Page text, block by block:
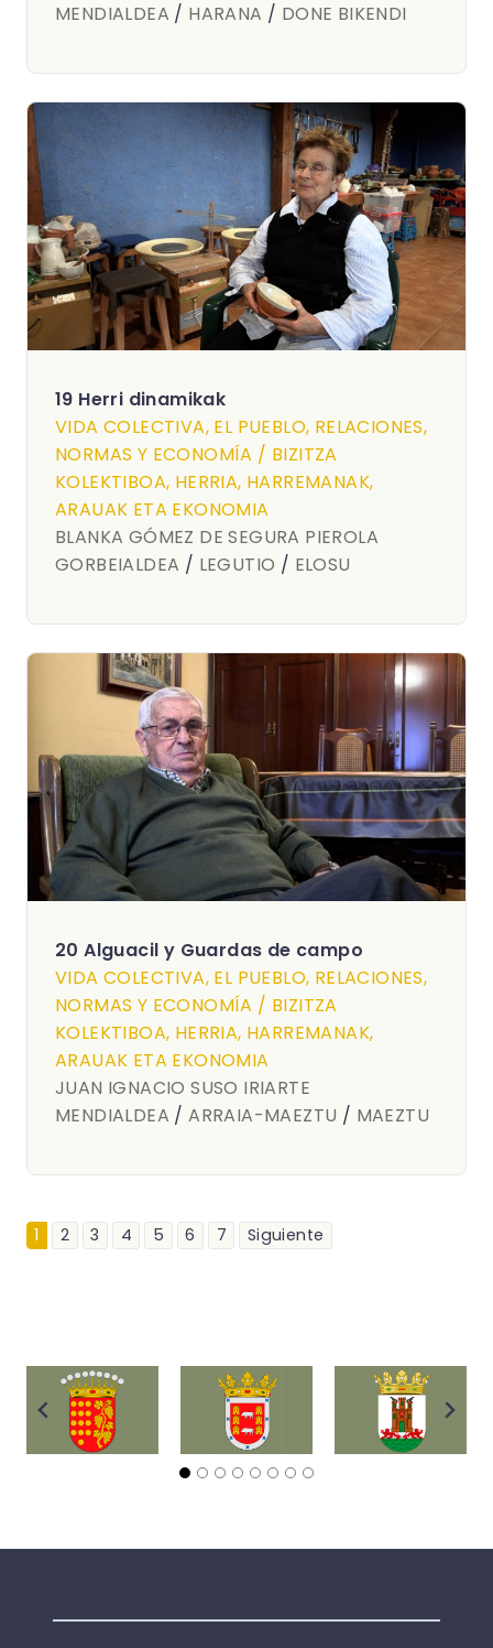
MENDIALDEA / HARANA / DONE BIKENDI
19 Herri dinamikak
VIDA COLECTIVA, EL PUEBLO, RELACIONES,
NORMAS Y ECONOMÍA / BIZITZA
KOLEKTIBOA, HERRIA, HARREMANAK,
ARAUAK ETA EKONOMIA
BLANKA GÓMEZ DE SEGURA PIEROLA
GORBEIALDEA / LEGUTIO / ELOSU
20 Alguacil y Guardas de campo
VIDA COLECTIVA, EL PUEBLO, RELACIONES,
NORMAS Y ECONOMÍA / BIZITZA
KOLEKTIBOA, HERRIA, HARREMANAK,
ARAUAK ETA EKONOMIA
JUAN IGNACIO SUSO IRIARTE
MENDIALDEA /ARRAIA-MAEZTU / MAEZTU
1 2 3 4 5 6 7 Siguiente